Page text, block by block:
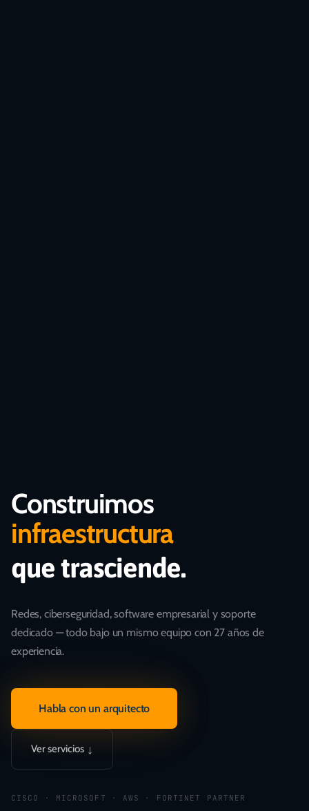
Construimos
infraestructura
que trasciende.
Redes, ciberseguridad, software empresarial y soporte
dedicado — todo bajo un mismo equipo con 27 años de
experiencia.
Habla con un arquitecto
Ver servicios ↓
CISCO · MICROSOFT · AWS · FORTINET PARTNER